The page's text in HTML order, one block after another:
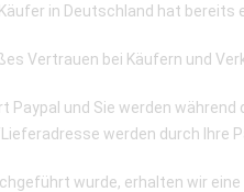
in Deutschland hat bereits
Vertrauen bei Käufern und
Paypal und Sie werden
werden durch Ihre
wurde, erhalten wir